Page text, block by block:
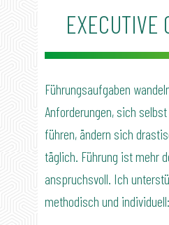
EXECUTIVE
Führungsaufgaben
Anforderungen, sich
führen, ändern sich
täglich. Führung ist mehr
anspruchsvoll. Ich
methodisch und individuell: